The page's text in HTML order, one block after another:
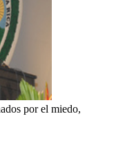
por el miedo,